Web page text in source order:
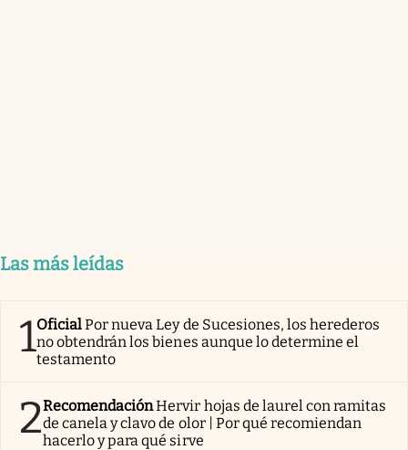
Las más leídas
1OficialPor nueva Ley de Sucesiones, los herederos
no obtendrán los bienes aunque lo determine el
testamento
2RecomendaciónHervir hojas de laurel con ramitas
de canela y clavo de olor | Por qué recomiendan
hacerlo y para qué sirve